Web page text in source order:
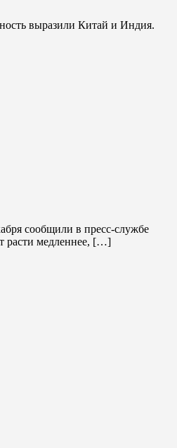
выразили Китай и Индия.
сообщили в пресс-службе
расти медленнее, […]